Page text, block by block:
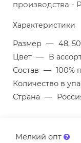
производства -
Характеристики
Размер — 48,
Цвет — В
Состав — 100%
Количество в
Страна —
Мелкий опт